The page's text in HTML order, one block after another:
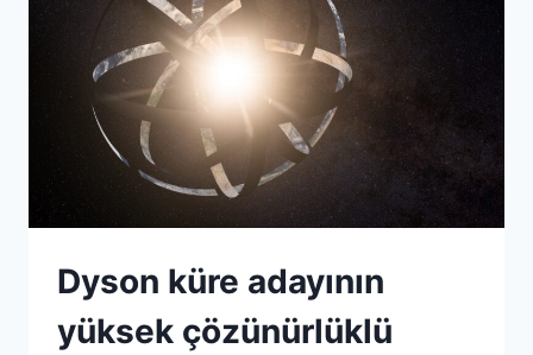
Dyson küre adayının
yüksek çözünürlüklü